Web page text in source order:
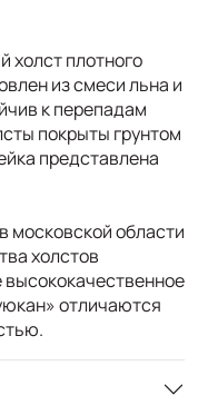
холст плотного
из смеси льна и
к перепадам
покрыты грунтом
представлена
московской области
холстов
высококачественное
отличаются